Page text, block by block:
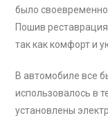
было
Пошив
так как комфорт и
В автомобиле все
использовалось в
установлены